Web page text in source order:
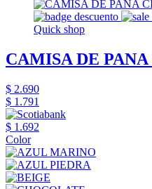
Quick shop
CAMISA DE
$ 2.690
$ 1.791
$ 1.692
Color